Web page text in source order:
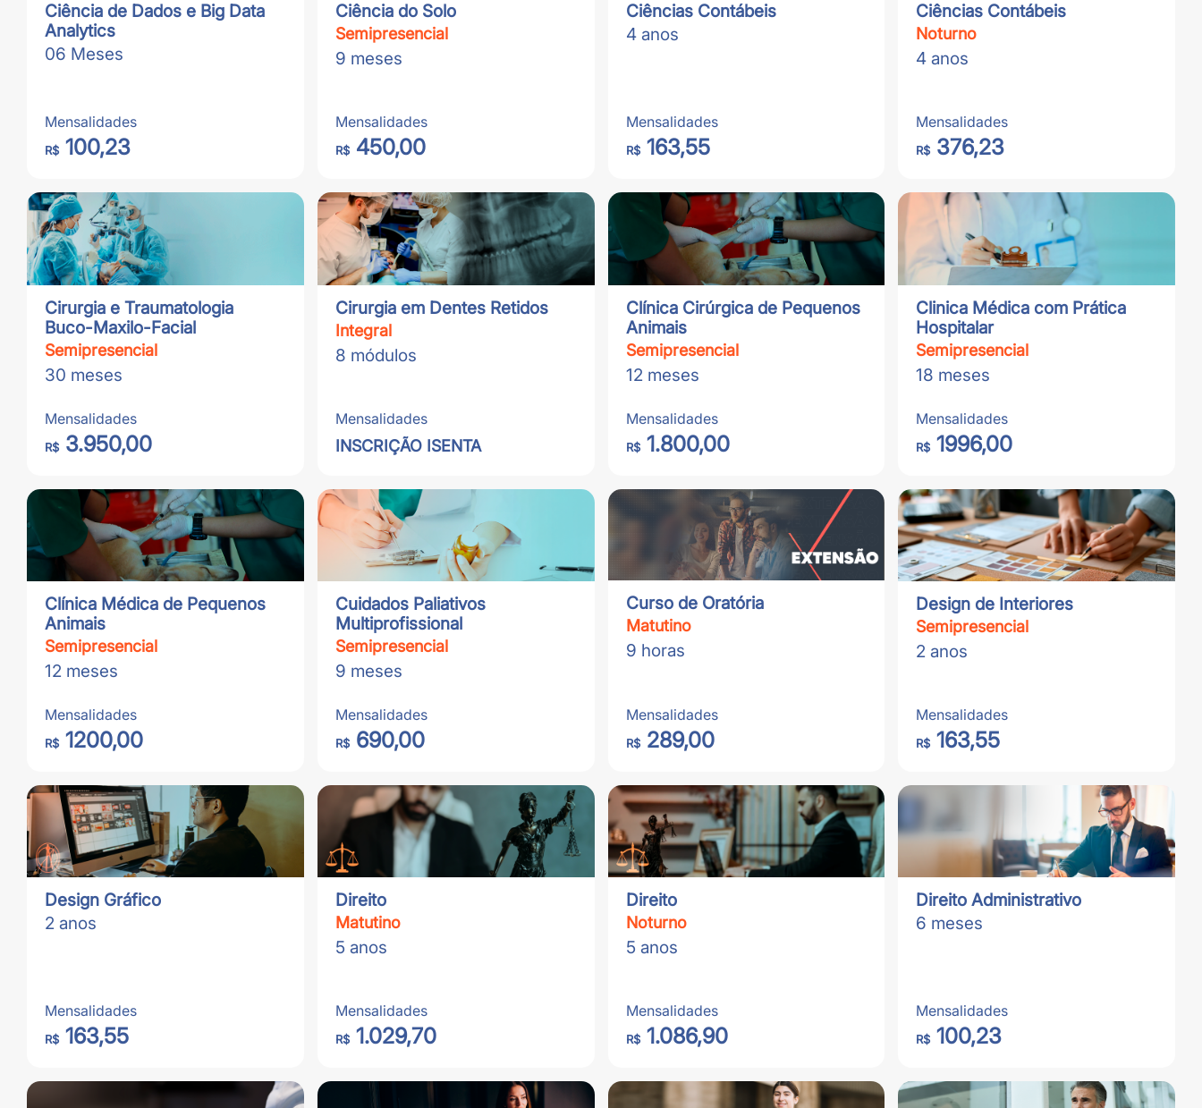
Ciência de Dados e Big Data
Analytics
06 Meses
Mensalidades
R$ 100,23
Ciência do Solo
Semipresencial
9 meses
Mensalidades
R$ 450,00
Ciências Contábeis
4 anos
Mensalidades
R$ 163,55
Ciências Contábeis
Noturno
4 anos
Mensalidades
R$ 376,23
Cirurgia e Traumatologia
Buco-Maxilo-Facial
Semipresencial
30 meses
Mensalidades
R$ 3.950,00
Cirurgia em Dentes Retidos
Integral
8 módulos
Mensalidades
INSCRIÇÃO ISENTA
Clínica Cirúrgica de Pequenos
Animais
Semipresencial
12 meses
Mensalidades
R$ 1.800,00
Clinica Médica com Prática
Hospitalar
Semipresencial
18 meses
Mensalidades
R$ 1996,00
Clínica Médica de Pequenos
Animais
Semipresencial
12 meses
Mensalidades
R$ 1200,00
Cuidados Paliativos
Multiprofissional
Semipresencial
9 meses
Mensalidades
R$ 690,00
Curso de Oratória
Matutino
9 horas
Mensalidades
R$ 289,00
Design de Interiores
Semipresencial
2 anos
Mensalidades
R$ 163,55
Design Gráfico
2 anos
Mensalidades
R$ 163,55
Direito
Matutino
5 anos
Mensalidades
R$ 1.029,70
Direito
Noturno
5 anos
Mensalidades
R$ 1.086,90
Direito Administrativo
6 meses
Mensalidades
R$ 100,23